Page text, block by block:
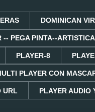
DOMINICAN
-- PEGA PINTA--
PLAYER-8
PLAYER CON
URL PLAYER AUDIO